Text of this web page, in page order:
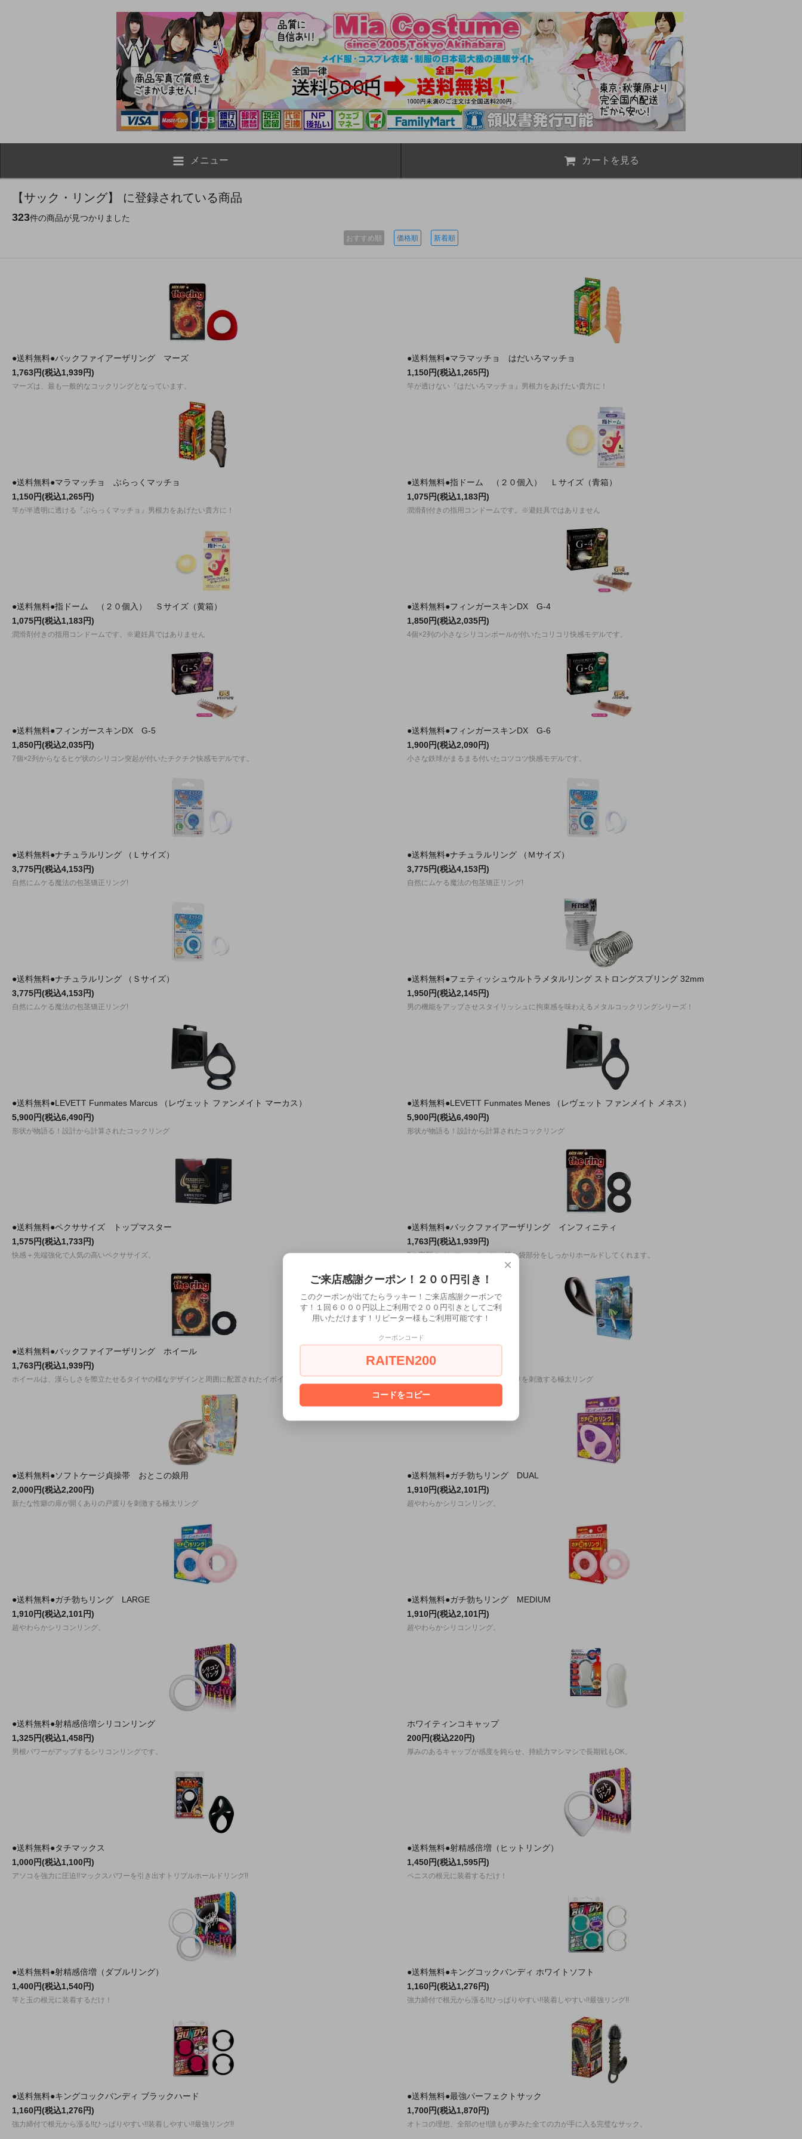
メニュー カートを見る
【サック・リング】 に登録されている商品
323件の商品が見つかりました
おすすめ順 価格順 新着順
●送料無料●バックファイアーザリング マーズ
1,763円(税込1,939円)
マーズは、最も一般的なコックリングとなっています。
●送料無料●マラマッチョ はだいろマッチョ
1,150円(税込1,265円)
竿が透けない『はだいろマッチョ』男根力をあげたい貴方に！
●送料無料●マラマッチョ ぶらっくマッチョ
1,150円(税込1,265円)
竿が半透明に透ける『ぶらっくマッチョ』男根力をあげたい貴方に！
●送料無料●指ドーム （２０個入） Ｌサイズ（青箱）
1,075円(税込1,183円)
潤滑剤付きの指用コンドームです。※避妊具ではありません
●送料無料●指ドーム （２０個入） Ｓサイズ（黄箱）
1,075円(税込1,183円)
潤滑剤付きの指用コンドームです。※避妊具ではありません
●送料無料●フィンガースキンDX G-4
1,850円(税込2,035円)
4個×2列の小さなシリコンボールが付いたコリコリ快感モデルです。
●送料無料●フィンガースキンDX G-5
1,850円(税込2,035円)
7個×2列からなるヒゲ状のシリコン突起が付いたチクチク快感モデルです。
●送料無料●フィンガースキンDX G-6
1,900円(税込2,090円)
小さな鉄球がまるまる付いたコツコツ快感モデルです。
●送料無料●ナチュラルリング （Ｌサイズ）
3,775円(税込4,153円)
自然にムケる魔法の包茎矯正リング!
●送料無料●ナチュラルリング （Ｍサイズ）
3,775円(税込4,153円)
自然にムケる魔法の包茎矯正リング!
●送料無料●ナチュラルリング （Ｓサイズ）
3,775円(税込4,153円)
自然にムケる魔法の包茎矯正リング!
●送料無料●フェティッシュウルトラメタルリング ストロングスプリング 32mm
1,950円(税込2,145円)
男の機能をアップさせスタイリッシュに拘束感を味わえるメタルコックリングシリーズ！
●送料無料●LEVETT Funmates Marcus （レヴェット ファンメイト マーカス）
5,900円(税込6,490円)
形状が物語る！設計から計算されたコックリング
●送料無料●LEVETT Funmates Menes （レヴェット ファンメイト メネス）
5,900円(税込6,490円)
形状が物語る！設計から計算されたコックリング
●送料無料●ペクササイズ トップマスター
1,575円(税込1,733円)
快感＋先端強化で人気の高いペクササイズ。
●送料無料●バックファイアーザリング インフィニティ
1,763円(税込1,939円)
8の字型のインフィニティは、竿と袋部分をしっかりホールドしてくれます。
●送料無料●バックファイアーザリング ホイール
1,763円(税込1,939円)
ホイールは、漢らしさを際立たせるタイヤの様なデザインと周囲に配置されたイボイボがポイント。
2,000円(税込2,200円)
新たな性癖の扉が開くありの戸渡りを刺激する極太リング
●送料無料●ソフトケージ貞操帯 おとこの娘用
2,000円(税込2,200円)
新たな性癖の扉が開くありの戸渡りを刺激する極太リング
●送料無料●ガチ勃ちリング DUAL
1,910円(税込2,101円)
超やわらかシリコンリング。
●送料無料●ガチ勃ちリング LARGE
1,910円(税込2,101円)
超やわらかシリコンリング。
●送料無料●ガチ勃ちリング MEDIUM
1,910円(税込2,101円)
超やわらかシリコンリング。
●送料無料●射精感倍増シリコンリング
1,325円(税込1,458円)
男根パワーがアップするシリコンリングです。
ホワイティンコキャップ
200円(税込220円)
厚みのあるキャップが感度を鈍らせ、持続力マシマシで長期戦もOK。
●送料無料●タチマックス
1,000円(税込1,100円)
アソコを強力に圧迫!!マックスパワーを引き出すトリプルホールドリング!!
●送料無料●射精感倍増（ヒットリング）
1,450円(税込1,595円)
ペニスの根元に装着するだけ！
●送料無料●射精感倍増（ダブルリング）
1,400円(税込1,540円)
竿と玉の根元に装着するだけ！
●送料無料●キングコックバンディ ホワイトソフト
1,160円(税込1,276円)
強力締付で根元から漲る!!ひっぱりやすい!!装着しやすい!!最強リング!!
●送料無料●キングコックバンディ ブラックハード
1,160円(税込1,276円)
強力締付で根元から漲る!!ひっぱりやすい!!装着しやすい!!最強リング!!
●送料無料●最強パーフェクトサック
1,700円(税込1,870円)
オトコの理想、全部のせ!!誰もが夢みた全ての力が手に入る完璧なサック。
×
ご来店感謝クーポン！２００円引き！
このクーポンが出てたらラッキー！ご来店感謝クーポンで
す！１回６０００円以上ご利用で２００円引きとしてご利
用いただけます！リピーター様もご利用可能です！
クーポンコード
RAITEN200
コードをコピー